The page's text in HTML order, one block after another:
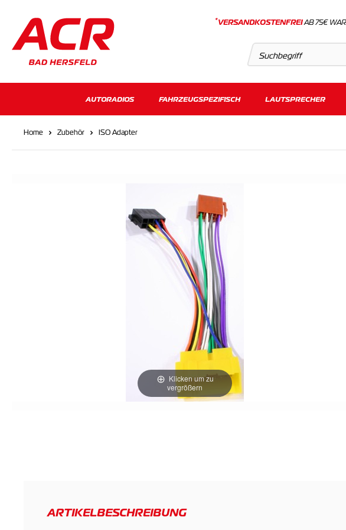
*VERSANDKOSTENFREIAB 75€
Artikel
AUTORADIOS FAHRZEUGSPEZIFISCH LAUTSPRECHER
Home Zubehör ISO Adapter
Klicken um zu
vergrößern
ARTIKELBESCHREIBUNG